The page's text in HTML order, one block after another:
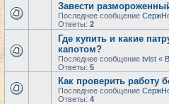
Завести
Последнее сообщение
Ответы: 2
Где купить и какие
капотом?
Последнее сообщение tvist «
Ответы: 5
Как проверить работу
Последнее сообщение
Ответы: 4